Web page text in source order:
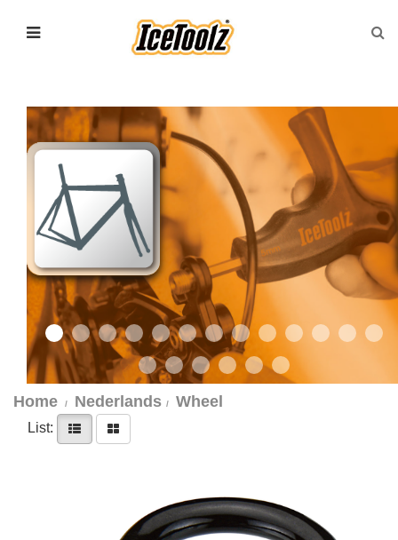
Home Nederlands Wheel
List: